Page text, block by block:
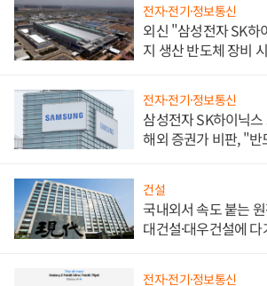
전자·전기·정보통신
외신 "삼성전자 SK하
지 생산 반도체 장비
전자·전기·정보통신
삼성전자 SK하이닉
해외 증권가 비판, "
건설
국내외서 속도 붙는
대건설·대우건설에
전자·전기·정보통신